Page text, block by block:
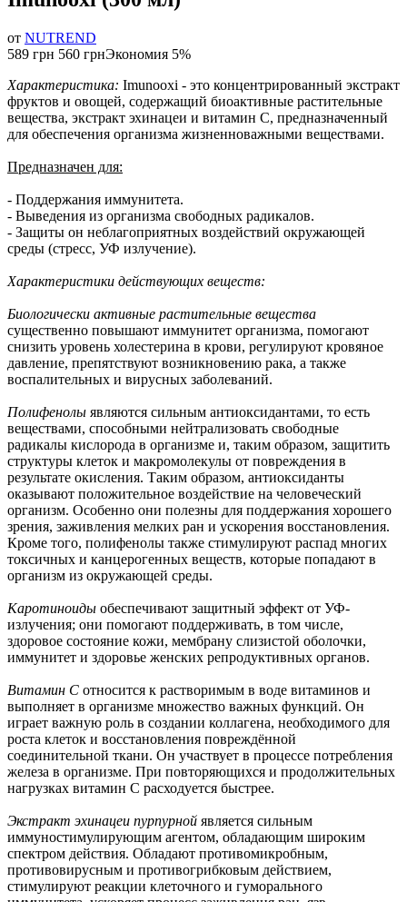
от NUTREND
589 грн 560 грнЭкономия 5%
Характеристика: Imunooxi - это концентрированный экстракт
фруктов и овощей, содержащий биоактивные растительные
вещества, экстракт эхинацеи и витамин C, предназначенный
для обеспечения организма жизненноважными веществами.
Предназначен для:
- Поддержания иммунитета.
- Выведения из организма свободных радикалов.
- Защиты он неблагоприятных воздействий окружающей
среды (стресс, УФ излучение).
Характеристики действующих веществ:
Биологически активные растительные вещества
существенно повышают иммунитет организма, помогают
снизить уровень холестерина в крови, регулируют кровяное
давление, препятствуют возникновению рака, а также
воспалительных и вирусных заболеваний.
Полифенолы являются сильным антиоксидантами, то есть
веществами, способными нейтрализовать свободные
радикалы кислорода в организме и, таким образом, защитить
структуры клеток и макромолекулы от повреждения в
результате окисления. Таким образом, антиоксиданты
оказывают положительное воздействие на человеческий
организм. Особенно они полезны для поддержания хорошего
зрения, заживления мелких ран и ускорения восстановления.
Кроме того, полифенолы также стимулируют распад многих
токсичных и канцерогенных веществ, которые попадают в
организм из окружающей среды.
Каротиноиды обеспечивают защитный эффект от УФ-
излучения; они помогают поддерживать, в том числе,
здоровое состояние кожи, мембрану слизистой оболочки,
иммунитет и здоровье женских репродуктивных органов.
Витамин С относится к растворимым в воде витаминов и
выполняет в организме множество важных функций. Он
играет важную роль в создании коллагена, необходимого для
роста клеток и восстановления повреждённой
соединительной ткани. Он участвует в процессе потребления
железа в организме. При повторяющихся и продолжительных
нагрузках витамин C расходуется быстрее.
Экстракт эхинацеи пурпурной является сильным
иммуностимулирующим агентом, обладающим широким
спектром действия. Обладают противомикробным,
противовирусным и противогрибковым действием,
стимулируют реакции клеточного и гуморального